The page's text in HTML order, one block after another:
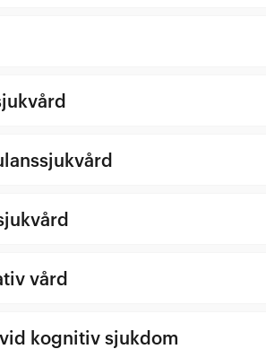
vård
kognitiv sjukdom